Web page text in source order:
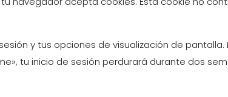
y tus opciones de visualización de pantalla.
tu inicio de sesión perdurará durante dos